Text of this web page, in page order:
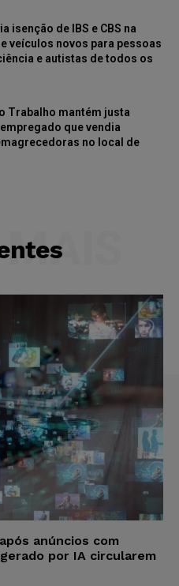
isenção de IBS e CBS na
veículos novos para pessoas
e autistas de todos os
Trabalho mantém justa
que vendia
no local de
anúncios com
por IA circularem